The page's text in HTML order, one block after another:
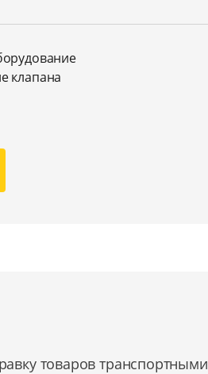
клапана
товаров транспортными